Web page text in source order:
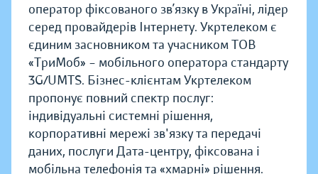
оператор фіксованого зв’язку в Україні, лідер
серед провайдерів Інтернету. Укртелеком є
єдиним засновником та учасником ТОВ
«ТриМоб» – мобільного оператора стандарту
3G/UMTS. Бізнес-клієнтам Укртелеком
пропонує повний спектр послуг:
індивідуальні системні рішення,
корпоративні мережі зв'язку та передачі
даних, послуги Дата-центру, фіксована і
мобільна телефонія та «хмарні» рішення.